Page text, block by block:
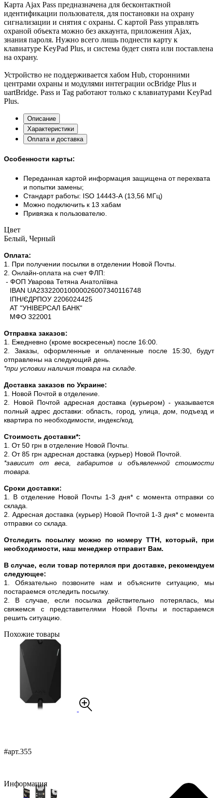
Карта Ajax Pass предназначена для бесконтактной
идентификации пользователя, для постановки на охрану
сигнализации и снятия с охраны. С картой Pass управлять
охраной объекта можно без аккаунта, приложения Ajax,
знания пароля. Нужно всего лишь поднести карту к
клавиатуре KeyPad Plus, и система будет снята или поставлена
на охрану.
Устройство не поддерживается хабом Hub, сторонними
центрами охраны и модулями интеграции ocBridge Plus и
uartBridge. Pass и Tag работают только с клавиатурами KeyPad
Plus.
Описание
Характеристики
Оплата и доставка
Особенности карты:
Переданная картой информация защищена от перехвата
и попытки замены;
Стандарт работы: ISO 14443-А (13,56 МГц)
Можно подключить к 13 хабам
Привязка к пользователю.
Цвет
Белый, Черный
Оплата:
1. При получении посылки в отделении Новой Почты.
2. Онлайн-оплата на счет ФЛП:
- ФОП Уварова Тетяна Анатоліївна
IBAN UA233220010000026007340116748
ІПН/ЄДРПОУ 2206024425
АТ "УНІВЕРСАЛ БАНК"
МФО 322001
Отправка заказов:
1. Ежедневно (кроме воскресенья) после 16:00.
2. Заказы, оформленные и оплаченные после 15:30, будут
отправлены на следующий день.
*при условии наличия товара на складе.
Доставка заказов по Украине:
1. Новой Почтой в отделение.
2. Новой Почтой адресная доставка (курьером) - указывается
полный адрес доставки: область, город, улица, дом, подъезд и
квартира по необходимости, индекс/код.
Стоимость доставки*:
1. От 50 грн в отделение Новой Почты.
2. От 85 грн адресная доставка (курьер) Новой Почтой.
*зависит от веса, габаритов и объявленной стоимости
товара.
Сроки доставки:
1. В отделение Новой Почты 1-3 дня* с момента отправки со
склада.
2. Адресная доставка (курьер) Новой Почтой 1-3 дня* с момента
отправки со склада.
Отследить посылку можно по номеру ТТН, который, при
необходимости, наш менеджер отправит Вам.
В случае, если товар потерялся при доставке, рекомендуем
следующее:
1. Обязательно позвоните нам и объясните ситуацию, мы
постараемся отследить посылку.
2. В случае, если посылка действительно потерялась, мы
свяжемся с представителями Новой Почты и постараемся
решить ситуацию.
Похожие товары
#арт.355
Информация